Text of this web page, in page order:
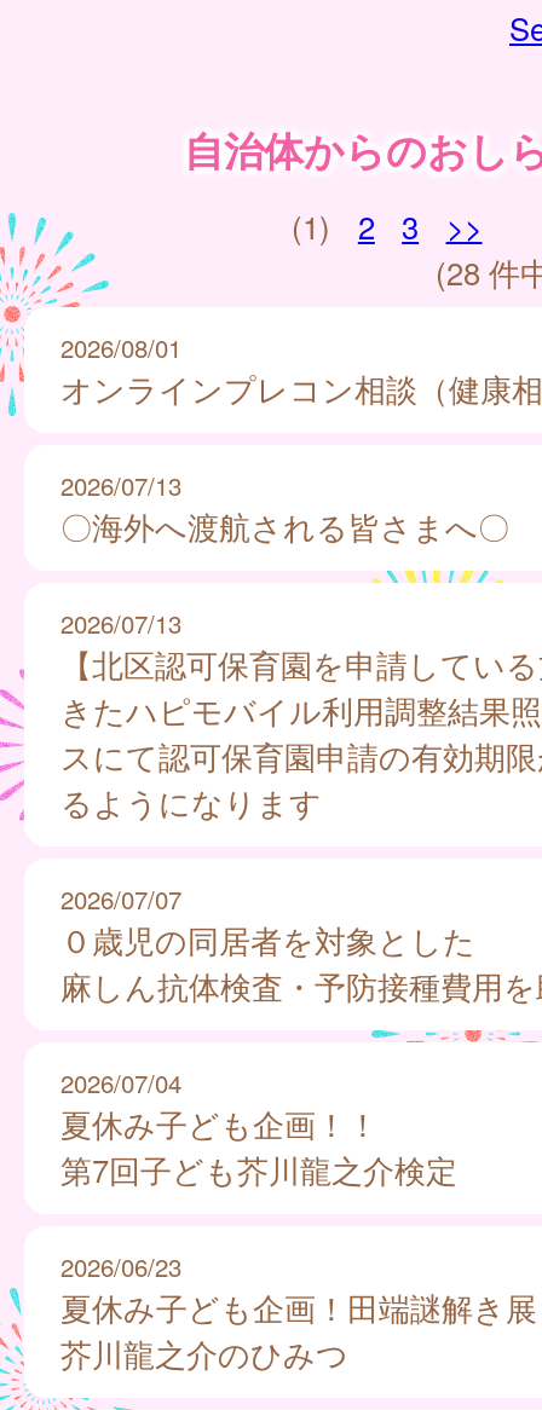
自治体からのおし
(1) 2 3
>>
(28 件
2026/08/01
オンラインプレコン相談（健康
2026/07/13
〇海外へ渡航される皆さまへ〇
2026/07/13
【北区認可保育園を申請してい
きたハピモバイル利用調整結果
スにて認可保育園申請の有効期
るようになります
2026/07/07
０歳児の同居者を対象とした
麻しん抗体検査・予防接種費用
2026/07/04
夏休み子ども企画！！
第7回子ども芥川龍之介検定
2026/06/23
夏休み子ども企画！田端謎解き展
芥川龍之介のひみつ